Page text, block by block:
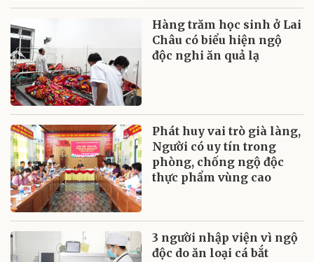
Hàng trăm học sinh ở Lai
Châu có biểu hiện ngộ
độc nghi ăn quả lạ
Phát huy vai trò già làng,
Người có uy tín trong
phòng, chống ngộ độc
thực phẩm vùng cao
3 người nhập viện vì ngộ
độc do ăn loại cá bắt